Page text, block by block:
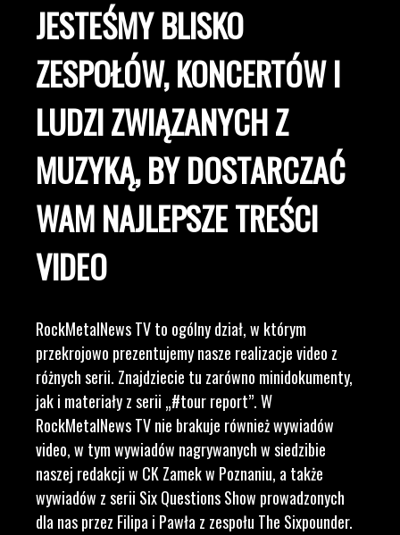
JESTEŚMY BLISKO
ZESPOŁÓW, KONCERTÓW I
LUDZI ZWIĄZANYCH Z
MUZYKĄ, BY DOSTARCZAĆ
WAM NAJLEPSZE TREŚCI
VIDEO
RockMetalNews TV to ogólny dział, w którym
przekrojowo prezentujemy nasze realizacje video z
różnych serii. Znajdziecie tu zarówno minidokumenty,
jak i materiały z serii „#tour report”. W
RockMetalNews TV nie brakuje również wywiadów
video, w tym wywiadów nagrywanych w siedzibie
naszej redakcji w CK Zamek w Poznaniu, a także
wywiadów z serii Six Questions Show prowadzonych
dla nas przez Filipa i Pawła z zespołu The Sixpounder.